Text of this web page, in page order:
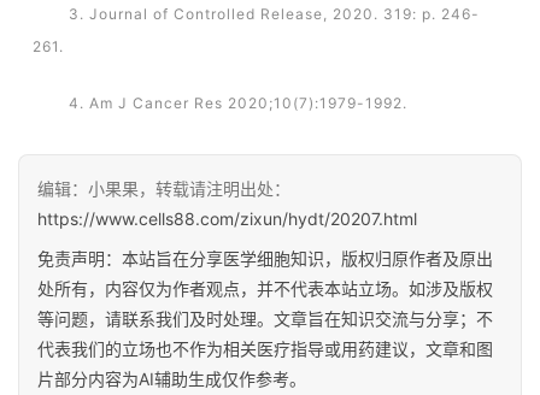
3. Journal of Controlled Release, 2020. 319: p. 246-
261.
4. Am J Cancer Res 2020;10(7):1979-1992.
编辑：小果果，转载请注明出处：
https://www.cells88.com/zixun/hydt/20207.html
免责声明：本站旨在分享医学细胞知识，版权归原作者及原出
处所有，内容仅为作者观点，并不代表本站立场。如涉及版权
等问题，请联系我们及时处理。文章旨在知识交流与分享；不
代表我们的立场也不作为相关医疗指导或用药建议，文章和图
片部分内容为AI辅助生成仅作参考。